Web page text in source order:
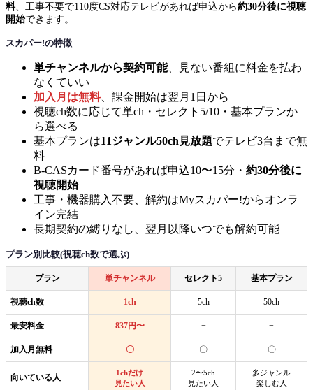
料、工事不要で110度CS対応テレビがあれば申込から約30分後に視聴
開始できます。
スカパー!の特徴
単チャンネルから契約可能、見ない番組に料金を払わ
なくていい
加入月は無料、課金開始は翌月1日から
視聴ch数に応じて単ch・セレクト5/10・基本プランか
ら選べる
基本プランは11ジャンル50ch見放題でテレビ3台まで無
料
B-CASカード番号があれば申込10〜15分・ 約30分後に
視聴開始
工事・機器購入不要、解約はMyスカパー!からオンラ
イン完結
長期契約の縛りなし、翌月以降いつでも解約可能
プラン別比較(視聴ch数で選ぶ)
プラン 単チャンネル セレクト5 基本プラン
視聴ch数 1ch 5ch 50ch
最安料金 837円〜 − −
加入月無料 〇 〇 〇
向いている人
1chだけ
見たい人
2〜5ch
見たい人
多ジャンル
楽しむ人